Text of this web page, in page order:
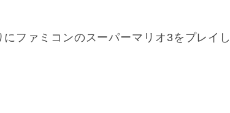
ファミコンのスーパーマリオ3をプレイ